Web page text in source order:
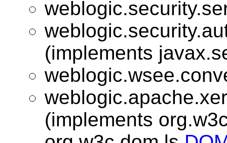
(implements
(implements